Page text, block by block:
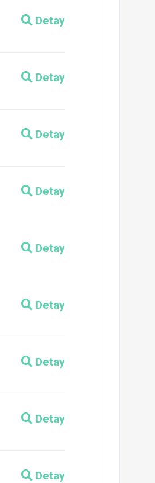
Detay
Detay
Detay
Detay
Detay
Detay
Detay
Detay
Detay